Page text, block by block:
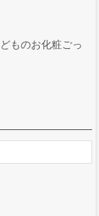
ものお化粧ごっ